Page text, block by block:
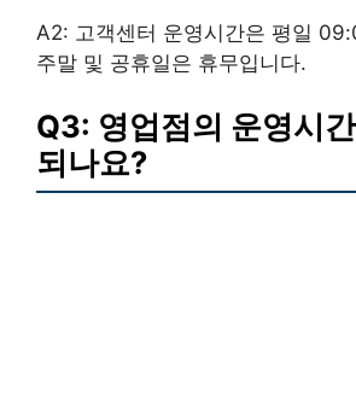
A2: 고객센터 운영시간은 평일
주말 및 공휴일은 휴무입니다.
Q3: 영업점의 운영시
되나요?